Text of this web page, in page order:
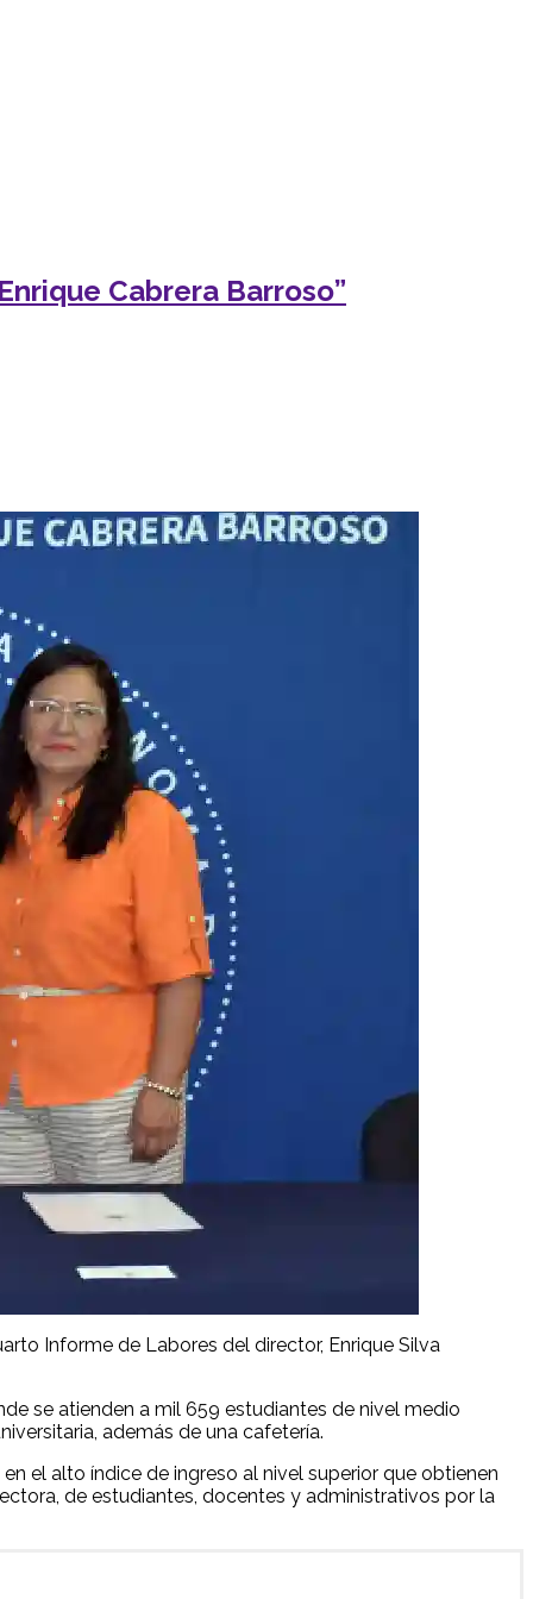
Cabrera Barroso”
Informe de Labores del director, Enrique Silva
se atienden a mil 659 estudiantes de nivel medio
además de una cafetería.
el alto índice de ingreso al nivel superior que obtienen
de estudiantes, docentes y administrativos por la